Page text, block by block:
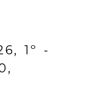
1º -